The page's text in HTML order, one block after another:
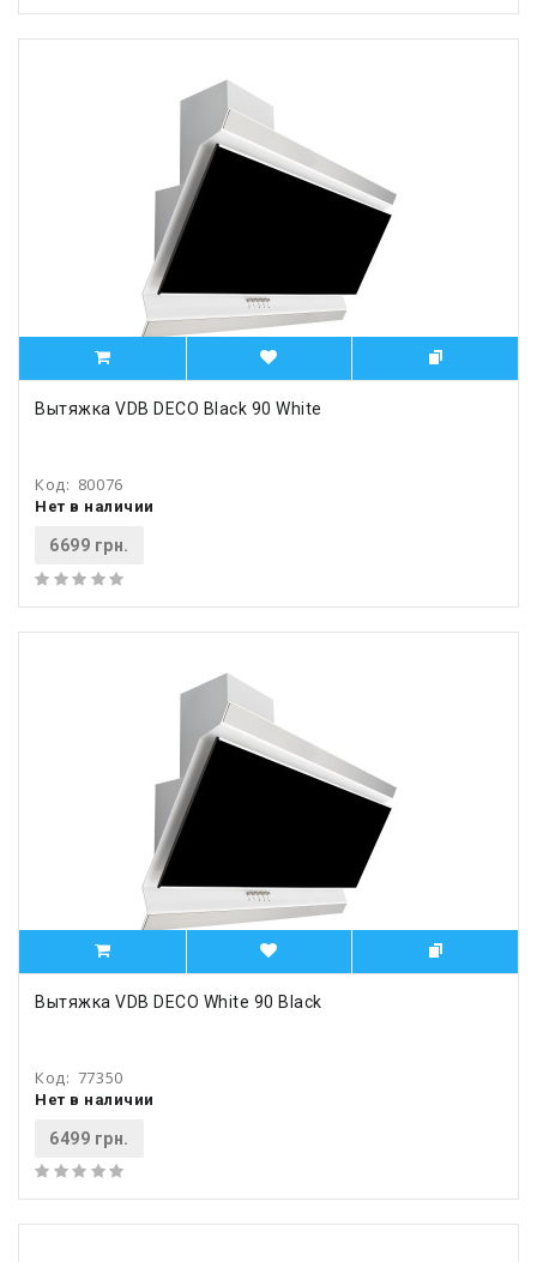
Вытяжка VDB DECO Black 90 White
Код: 80076
Нет в наличии
6699 грн.
Вытяжка VDB DECO White 90 Black
Код: 77350
Нет в наличии
6499 грн.